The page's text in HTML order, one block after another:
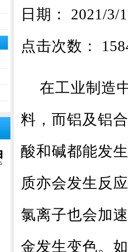
日期： 2021/
点击次数：
在工业制造
料，而铝及铝
酸和碱都能发
质亦会发生反
氯离子也会加
金发生变色。